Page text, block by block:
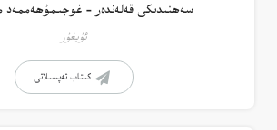
سەھنىدىكى قەلەندەر – غوجىمۇھەممەد
ئۇيغۇر
كىتاب تەپسىلاتى